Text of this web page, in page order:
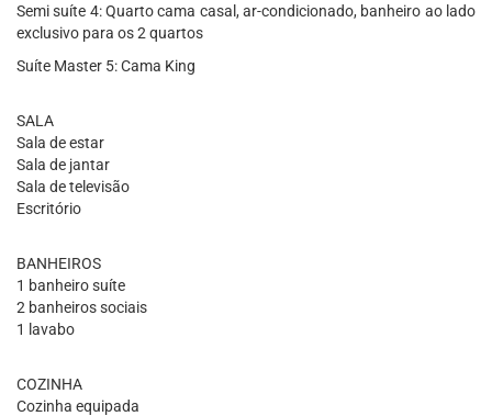
Semi suíte 4: Quarto cama casal, ar-condicionado, banheiro ao lado
exclusivo para os 2 quartos
Suíte Master 5: Cama King
SALA
Sala de estar
Sala de jantar
Sala de televisão
Escritório
BANHEIROS
1 banheiro suíte
2 banheiros sociais
1 lavabo
COZINHA
Cozinha equipada